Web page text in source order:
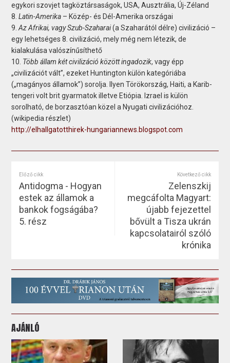
egykori szovjet tagköztársaságok, USA, Ausztrália, Új-Zéland
8.Latin-Amerika – Közép- és Dél-Amerika országai
9.Az Afrikai, vagy Szub-Szaharai(a Szaharától délre) civilizáció –
egy lehetséges 8. civilizáció, mely még nem létezik, de
kialakulása valószínűsíthető
10. Több állam két civilizáció között ingadozik, vagy épp
„civilizációt vált”, ezeket Huntington külön kategóriába
(„magányos államok”) sorolja. Ilyen Törökország, Haiti, a Karib-
tengeri volt brit gyarmatok illetve Etiópia. Izrael is külön
sorolható, de borzasztóan közel a Nyugati civilizációhoz.
(wikipedia részlet)
http://elhallgatotthirek-hungariannews.blogspot.com
Előző cikk
Antidogma - Hogyan
estek az államok a
bankok fogságába?
5. rész
Következő cikk
Zelenszkij
megcáfolta Magyart:
újabb fejezettel
bővült a Tisza ukrán
kapcsolatairól szóló
krónika
AJÁNLÓ